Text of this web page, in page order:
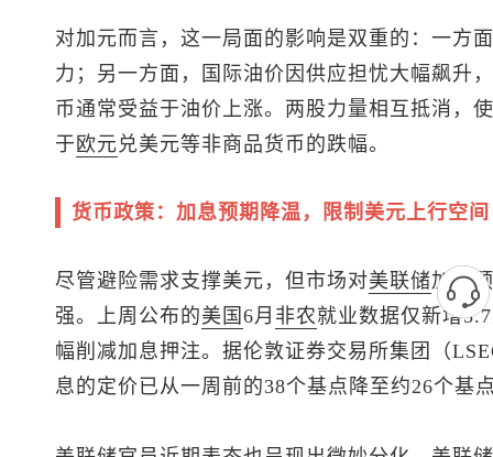
对加元而言，这一局面的影响是双重的：一方
力；另一方面，国际油价因供应担忧大幅飙升
币通常受益于油价上涨。两股力量相互抵消，
于 欧元兑美元等非商品货币的跌幅。
货币政策：加息预期降温，限制美元上行空间
尽管避险需求支撑美元，但市场对美联储加息
强。上周公布的美国 6月 非农就业数据仅新增
幅削减加息押注。据伦敦证券交易所集团（
息的定价已从一周前的38个基点降至约26个基